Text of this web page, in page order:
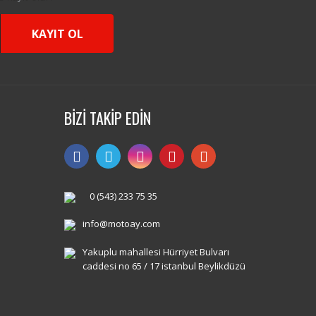
KAYIT OL
BİZİ TAKİP EDİN
0 (543) 233 75 35
info@motoay.com
Yakuplu mahallesi Hürriyet Bulvarı
caddesi no 65 / 17 istanbul Beylikdüzü